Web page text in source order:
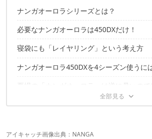
ナンガオーロラシリーズとは？
必要なナンガオーロラは450DXだけ！
寝袋にも「レイヤリング」という考え方
シュラフにもレイヤリング！
ナンガオーロラ450DXを4シーズン使うに
夏場の「ナンガオーロラ」は逆に暑いので
冷え症の方はナンガオーロラ600DX、
アイキャッチ画像出典： NANGA